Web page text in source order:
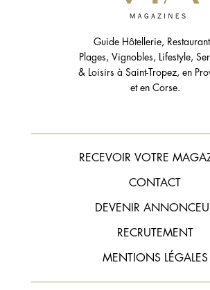
Guide Hôtellerie,
Plages, Vignobles, Lifestyle,
& Loisirs à Saint-Tropez, en
et en Corse.
RECEVOIR VOTRE
CONTACT
DEVENIR
RECRUTEMENT
MENTIONS LÉGALES